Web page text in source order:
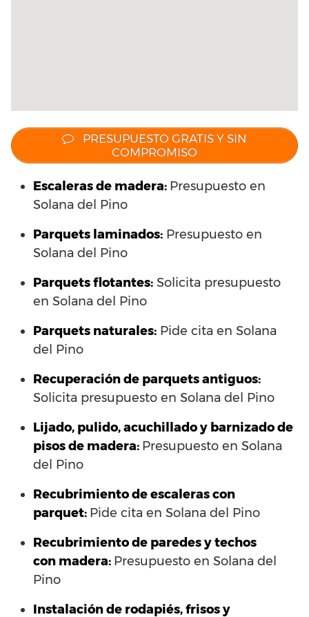
PRESUPUESTO GRATIS Y SIN
COMPROMISO
Escaleras de madera: Presupuesto en
Solana del Pino
Parquets laminados: Presupuesto en
Solana del Pino
Parquets flotantes: Solicita presupuesto
en Solana del Pino
Parquets naturales: Pide cita en Solana
del Pino
Recuperación de parquets antiguos:
Solicita presupuesto en Solana del Pino
Lijado, pulido, acuchillado y barnizado de
pisos de madera: Presupuesto en Solana
del Pino
Recubrimiento de escaleras con
parquet: Pide cita en Solana del Pino
Recubrimiento de paredes y techos
con madera: Presupuesto en Solana del
Pino
Instalación de rodapiés, frisos y